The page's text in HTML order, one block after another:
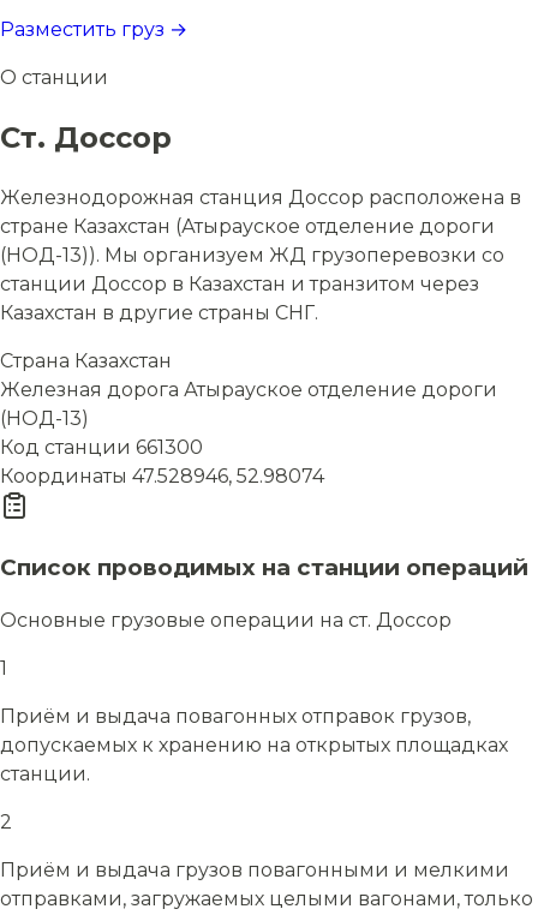
Разместить груз →
О станции
Ст. Доссор
Железнодорожная станция Доссор расположена в
стране Казахстан (Атырауское отделение дороги
(НОД-13)). Мы организуем ЖД грузоперевозки со
станции Доссор в Казахстан и транзитом через
Казахстан в другие страны СНГ.
Страна Казахстан
Железная дорога Атырауское отделение дороги
(НОД-13)
Код станции 661300
Координаты 47.528946, 52.98074
Список проводимых на станции операций
Основные грузовые операции на ст. Доссор
1
Приём и выдача повагонных отправок грузов,
допускаемых к хранению на открытых площадках
станции.
2
Приём и выдача грузов повагонными и мелкими
отправками, загружаемых целыми вагонами, только